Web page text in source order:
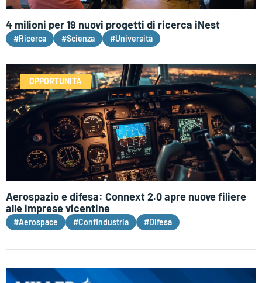
4 milioni per 19 nuovi progetti di ricerca iNest
#Ricerca #Scienza #Università
OPPORTUNITÀ
Aerospazio e difesa: Connext 2.0 apre nuove filiere
alle imprese vicentine
#Aerospace #Confindustria #Difesa